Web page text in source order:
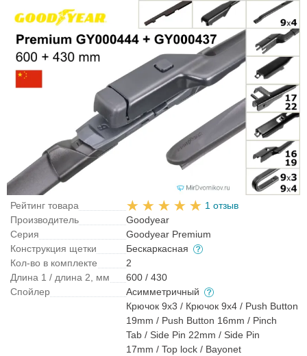
Рейтинг товара
1 отзыв
Производитель
Goodyear
Серия
Goodyear Premium
Конструкция щетки
Бескаркасная
Кол-во в комплекте
2
Длина 1 / длина 2, мм
600 / 430
Спойлер
Асимметричный
Крючок 9x3 / Крючок 9x4 / Push Button
19mm / Push Button 16mm / Pinch
Tab / Side Pin 22mm / Side Pin
17mm / Top lock / Bayonet